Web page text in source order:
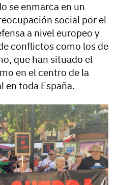
se enmarca en un
social por el
a nivel europeo y
conflictos como los de
que han situado el
en el centro de la
en toda España.